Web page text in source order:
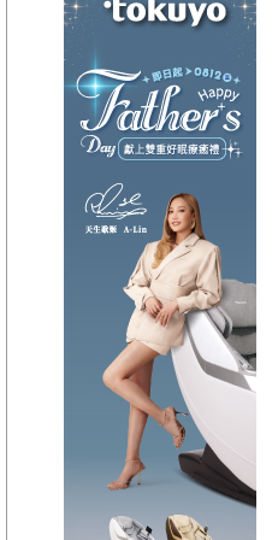
【HitFm正在進行】
【Next】
(聯播)東STOP！一起趣台東-阿娟
【HitFm正在進行】
(花東)
Hito放輕鬆
(聯播)東STOP！一起趣台東-阿娟